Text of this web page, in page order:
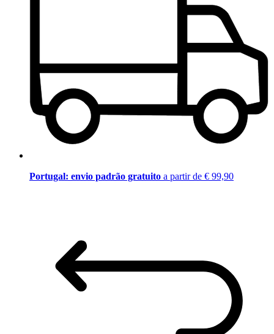
Portugal: envio padrão gratuito a partir de € 99,90